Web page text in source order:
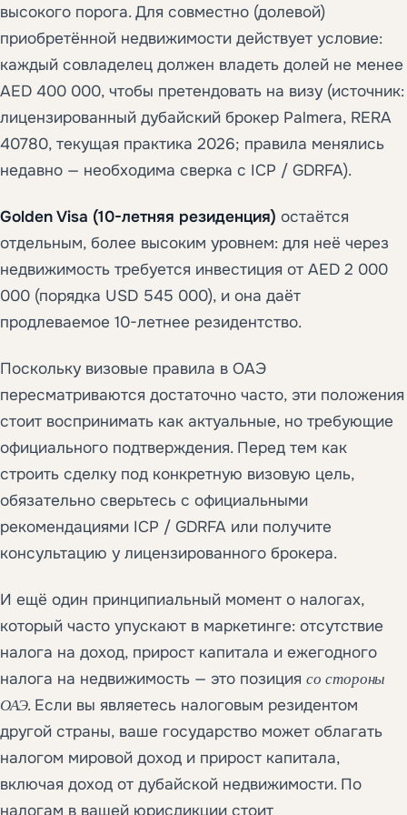
высокого порога. Для совместно (долевой)
приобретённой недвижимости действует условие:
каждый совладелец должен владеть долей не менее
AED 400 000, чтобы претендовать на визу (источник:
лицензированный дубайский брокер Palmera, RERA
40780, текущая практика 2026; правила менялись
недавно — необходима сверка с ICP / GDRFA).
Golden Visa (10-летняя резиденция) остаётся
отдельным, более высоким уровнем: для неё через
недвижимость требуется инвестиция от AED 2 000
000 (порядка USD 545 000), и она даёт
продлеваемое 10-летнее резидентство.
Поскольку визовые правила в ОАЭ
пересматриваются достаточно часто, эти положения
стоит воспринимать как актуальные, но требующие
официального подтверждения. Перед тем как
строить сделку под конкретную визовую цель,
обязательно сверьтесь с официальными
рекомендациями ICP / GDRFA или получите
консультацию у лицензированного брокера.
И ещё один принципиальный момент о налогах,
который часто упускают в маркетинге: отсутствие
налога на доход, прирост капитала и ежегодного
налога на недвижимость — это позиция со стороны
ОАЭ. Если вы являетесь налоговым резидентом
другой страны, ваше государство может облагать
налогом мировой доход и прирост капитала,
включая доход от дубайской недвижимости. По
налогам в вашей юрисдикции стоит